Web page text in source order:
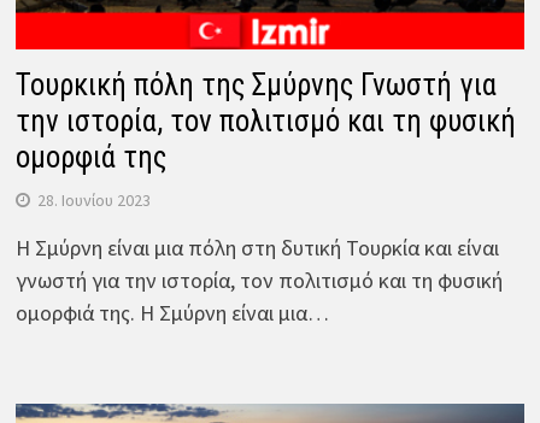
Τουρκική πόλη της Σμύρνης Γνωστή για
την ιστορία, τον πολιτισμό και τη φυσική
ομορφιά της
28. Ιουνίου 2023
Η Σμύρνη είναι μια πόλη στη δυτική Τουρκία και είναι
γνωστή για την ιστορία, τον πολιτισμό και τη φυσική
ομορφιά της. Η Σμύρνη είναι μια…